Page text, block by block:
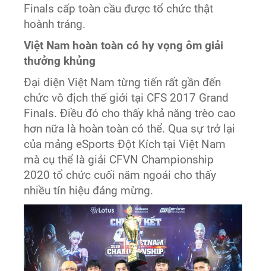
Finals cấp toàn cầu được tổ chức thật
hoành tráng.
Việt Nam hoàn toàn có hy vọng ôm giải
thưởng khủng
Đại diện Việt Nam từng tiến rất gần đến
chức vô địch thế giới tại CFS 2017 Grand
Finals. Điều đó cho thấy khả năng trèo cao
hơn nữa là hoàn toàn có thể. Qua sự trở lại
của mảng eSports Đột Kích tại Việt Nam
mà cụ thể là giải CFVN Championship
2020 tổ chức cuối năm ngoái cho thấy
nhiều tín hiệu đáng mừng.